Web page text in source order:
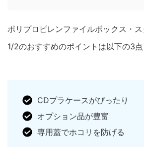
ポリプロピレンファイルボックス・
1/2のおすすめのポイントは以下の3点
CDプラケースがぴったり
オプション品が豊富
専用蓋でホコリを防げる